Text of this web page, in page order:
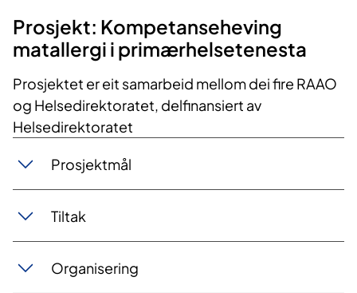
​Prosjekt: Kompetanseheving
matallergi i primærhelsetenesta
Prosjektet er eit samarbeid mellom dei fire RAAO
og Helsedirektoratet, delfinansiert av
Helsedirektoratet
Prosjektmål
Tiltak
Organisering